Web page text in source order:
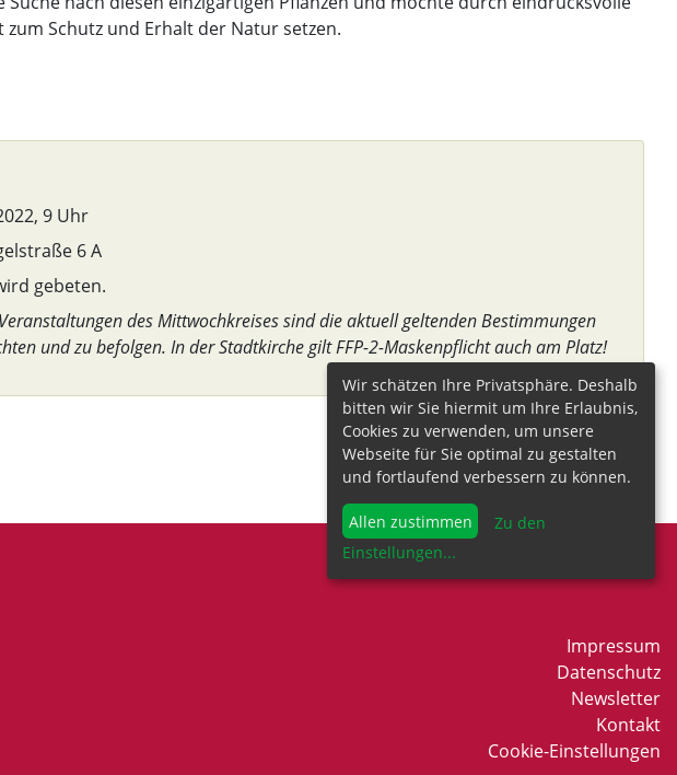
Schutz und Erhalt der Natur setzen.
9 Uhr
6 A
gebeten.
des Mittwochkreises sind die aktuell geltenden Bestimmungen
und zu befolgen. In der Stadtkirche gilt FFP-2-Maskenpflicht auch am Platz!
Impressum
Datenschutz
Newsletter
Kontakt
Cookie-Einstellungen
Wir schätzen Ihre Privatsphäre. Deshalb
bitten wir Sie hiermit um Ihre Erlaubnis,
Cookies zu verwenden, um unsere
Webseite für Sie optimal zu gestalten
und fortlaufend verbessern zu können.
Allen zustimmen
Zu den
Einstellungen...